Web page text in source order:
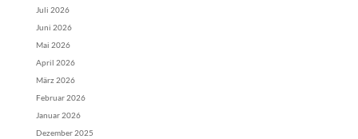
Juli 2026
Juni 2026
Mai 2026
April 2026
März 2026
Februar 2026
Januar 2026
Dezember 2025